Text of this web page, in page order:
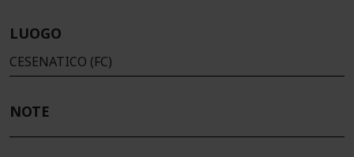
LUOGO
CESENATICO (FC)
NOTE